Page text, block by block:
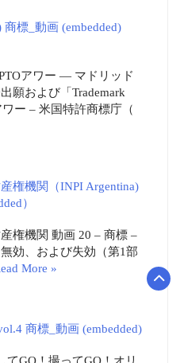
標_動画 (embedded)
アワー ― マドリッド
願および「Trademark
ー – 米国特許商標庁（
権機関（INPI Argentina)
）
権機関 動画 20 – 商標 –
効、および失効（第1部
More »
商標_動画 (embedded)
GO！撮ってGO！オリ